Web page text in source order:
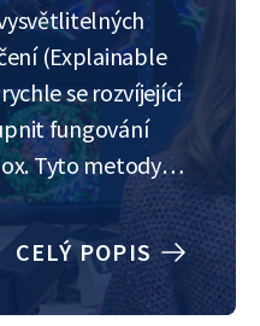
(Explainable
se rozvíjející
fungování
Tyto metody
způsobem se
sítě – učí
predikcím.
tomu,
CELÝ POPIS